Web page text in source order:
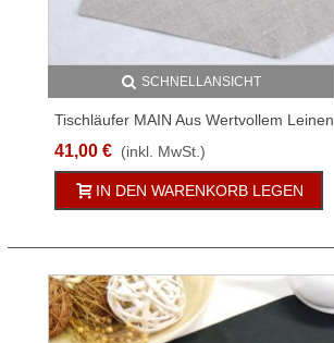
SCHNELLANSICHT
Tischläufer MAIN Aus Wertvollem
Verschiedene Größen
41,00 € (inkl. MwSt.)
IN DEN WARENKORB LEGEN